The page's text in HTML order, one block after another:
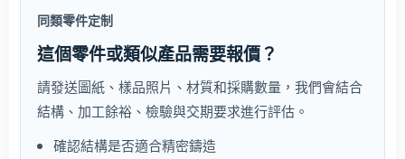
同類零件定制
這個零件或類似產品需要報價？
請發送圖紙、樣品照片、材質和採購數量，我們會結合
結構、加工餘裕、檢驗與交期要求進行評估。
確認結構是否適合精密鑄造